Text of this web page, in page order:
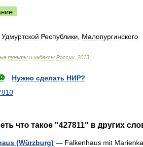
Удмуртской Республики Малопургинского
пункты и индексы России 2013
Нужно сделать НИР?
что такое "427811" в других
(Würzburg) — Falkenhaus mit